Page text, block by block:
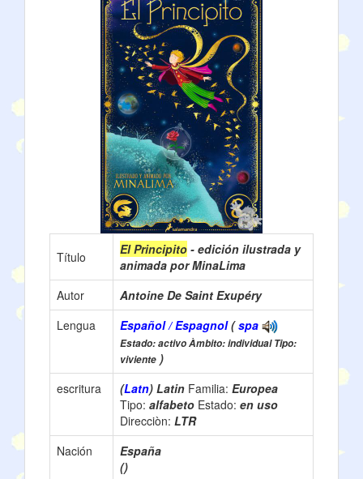
Título El Principito - edición ilustrada y
animada por MinaLima
Autor
Antoine De Saint Exupéry
Lengua
Español / Espagnol(spa
Estado: activo Àmbito: individual Tipo:
viviente )
escritura
(Latn) Latin Familia: Europea
Tipo: alfabeto Estado: en uso
Direcciòn: LTR
Nación
España
()